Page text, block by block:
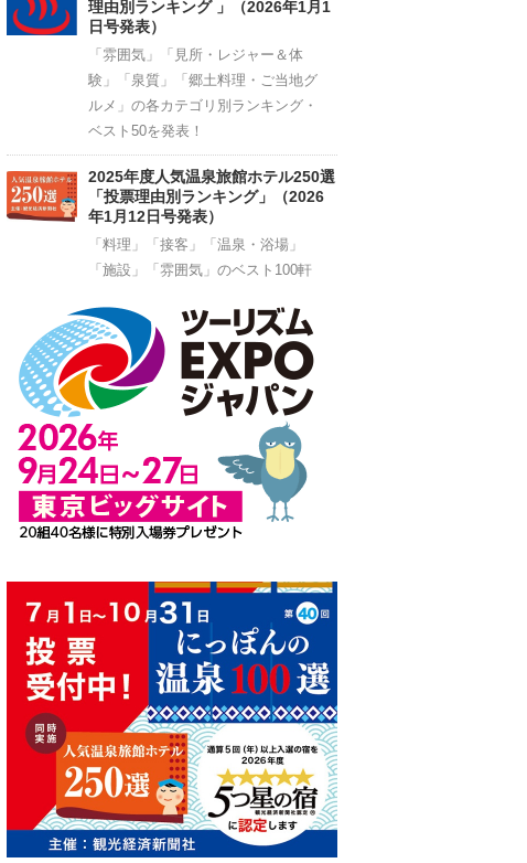
理由別ランキング 」（2026年1月1
日号発表）
「雰囲気」「見所・レジャー＆体
験」「泉質」「郷土料理・ご当地グ
ルメ」の各カテゴリ別ランキング・
ベスト50を発表！
2025年度人気温泉旅館ホテル250選
「投票理由別ランキング」（2026
年1月12日号発表）
「料理」「接客」「温泉・浴場」
「施設」「雰囲気」のベスト100軒